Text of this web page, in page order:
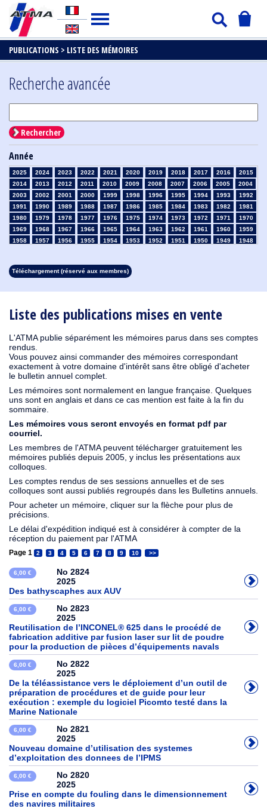
PUBLICATIONS > LISTE DES MÉMOIRES
Liste des publications mises en vente
L'ATMA publie séparément les mémoires parus dans ses comptes
rendus.
Vous pouvez ainsi commander des mémoires correspondant
exactement à votre domaine d'intérêt sans être obligé d'acheter
le bulletin annuel complet.
Les mémoires sont normalement en langue française. Quelques
uns sont en anglais et dans ce cas mention est faite à la fin du
sommaire.
Les mémoires vous seront envoyés en format pdf par
courriel.
Les membres de l'ATMA peuvent télécharger gratuitement les
mémoires publiés depuis 2005, y inclus les présentations aux
colloques.
Les comptes rendus de ses sessions annuelles et de ses
colloques sont aussi publiés regroupés dans les Bulletins annuels.
Pour acheter un mémoire, cliquer sur la flèche pour plus de
précisions.
Le délai d'expédition indiqué est à considérer à compter de la
réception du paiement par l'ATMA
Page 1 2 3 4 5 6 7 8 9 10 >>
6,00 €
No 2824
2025
Des bathyscaphes aux AUV
6,00 €
No 2823
2025
Reutilisation de l’INCONEL® 625 dans le procédé de
fabrication additive par fusion laser sur lit de poudre
pour la production de pièces d’équipements navals
6,00 €
No 2822
2025
De la téléassistance vers le déploiement d’un outil de
préparation de procédures et de guide pour leur
exécution : exemple du logiciel Picomto testé dans la
Marine Nationale
6,00 €
No 2821
2025
Nouveau domaine d’utilisation des systemes
d’exploitation des donnees de l’IPMS
6,00 €
No 2820
2025
Prise en compte du fouling dans le dimensionnement
des navires militaires
Recherche avancée
Rechercher
Année
2025 2024 2023 2022 2021 2020 2019 2018 2017 2016
2015
2014
2013 2012 2011 2010 2009 2008 2007 2006 2005
2004
2003
2002 2001 2000 1999 1998 1996 1995 1994 1993
1992
1991
1990 1989 1988 1987 1986 1985 1984 1983 1982
1981
1980
1979 1978 1977 1976 1975 1974 1973 1972 1971
1970
1969
1968 1967 1966 1965 1964 1963 1962 1961 1960
1959
1958
1957 1956 1955 1954 1953 1952 1951 1950 1949
1948
1913
1912 1911 1910 1909 1908
Téléchargement (réservé aux membres)